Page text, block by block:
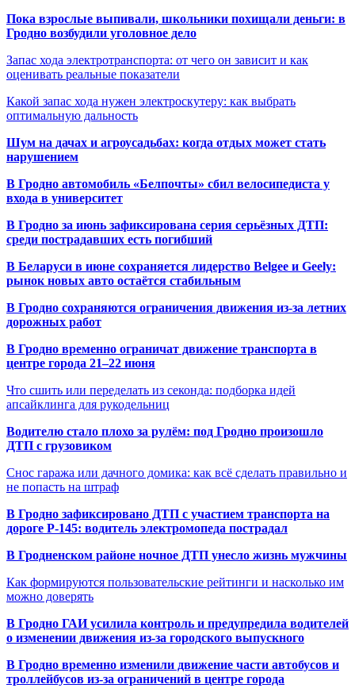
Пока взрослые выпивали, школьники похищали деньги: в
Гродно возбудили уголовное дело
Запас хода электротранспорта: от чего он зависит и как
оценивать реальные показатели
Какой запас хода нужен электроскутеру: как выбрать
оптимальную дальность
Шум на дачах и агроусадьбах: когда отдых может стать
нарушением
В Гродно автомобиль «Белпочты» сбил велосипедиста у
входа в университет
В Гродно за июнь зафиксирована серия серьёзных ДТП:
среди пострадавших есть погибший
В Беларуси в июне сохраняется лидерство Belgee и Geely:
рынок новых авто остаётся стабильным
В Гродно сохраняются ограничения движения из-за летних
дорожных работ
В Гродно временно ограничат движение транспорта в
центре города 21–22 июня
Что сшить или переделать из секонда: подборка идей
апсайклинга для рукодельниц
Водителю стало плохо за рулём: под Гродно произошло
ДТП с грузовиком
Снос гаража или дачного домика: как всё сделать правильно и
не попасть на штраф
В Гродно зафиксировано ДТП с участием транспорта на
дороге Р-145: водитель электромопеда пострадал
В Гродненском районе ночное ДТП унесло жизнь мужчины
Как формируются пользовательские рейтинги и насколько им
можно доверять
В Гродно ГАИ усилила контроль и предупредила водителей
о изменении движения из-за городского выпускного
В Гродно временно изменили движение части автобусов и
троллейбусов из-за ограничений в центре города